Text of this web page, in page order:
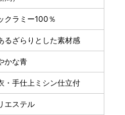
定のS～LLサイズより、身長・
選びいただく）
客様の希望サイズでお仕立て）
でスタッフが採寸）
クラミー100％
るざらりとした素材感
かな青
・手仕上ミシン仕立付
エステル